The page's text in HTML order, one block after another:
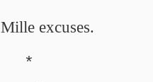
Mille excuses.
*